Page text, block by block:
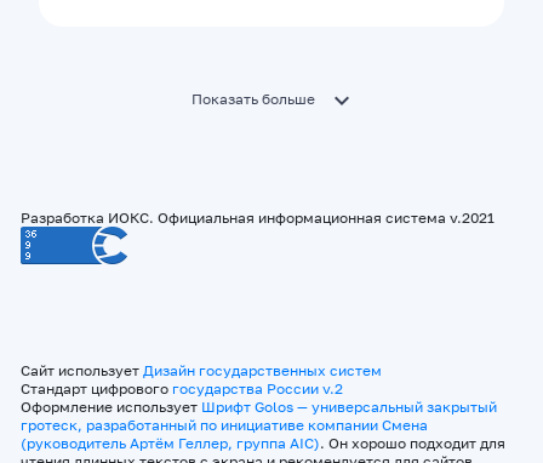
Показать больше
Разработка ИОКС. Официальная информационная система v.2021
Сайт использует Дизайн государственных систем
Стандарт цифрового государства России v.2
Оформление использует Шрифт Golos — универсальный закрытый
гротеск, разработанный по инициативе компании Смена
(руководитель Артём Геллер, группа AIC). Он хорошо подходит для